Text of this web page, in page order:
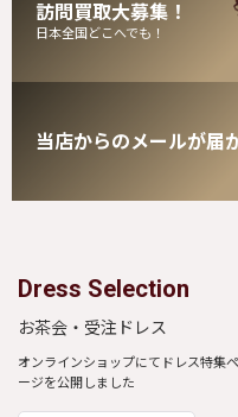
訪問買取大募集！
日本全国どこへでも！
当店からのメールが届
Dress Selection
お茶会・受注ドレス
オンラインショップにてドレス特集ペ
ージを公開しました